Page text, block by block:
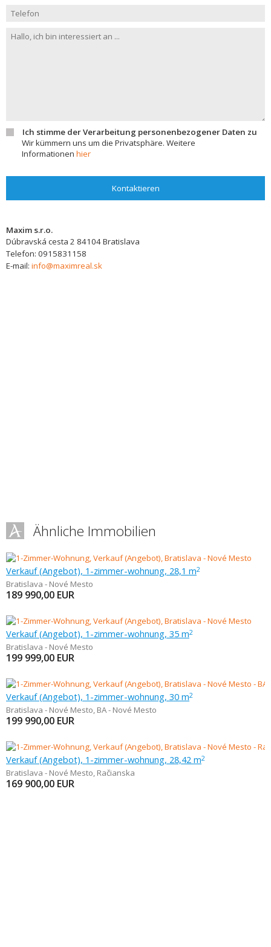
Ich stimme der Verarbeitung personenbezogener Daten zu
Wir kümmern uns um die Privatsphäre. Weitere
Informationen hier
Kontaktieren
Maxim s.r.o.
Dúbravská cesta 2 84104Bratislava
Telefon: 0915831158
E-mail: info@maximreal.sk
Ähnliche Immobilien
Verkauf (Angebot), 1-zimmer-wohnung, 28,1 m2
Bratislava - Nové Mesto
189 990,00 EUR
Verkauf (Angebot), 1-zimmer-wohnung, 35 m2
Bratislava - Nové Mesto
199 999,00 EUR
Verkauf (Angebot), 1-zimmer-wohnung, 30 m2
Bratislava - Nové Mesto, BA - Nové Mesto
199 990,00 EUR
Verkauf (Angebot), 1-zimmer-wohnung, 28,42 m2
Bratislava - Nové Mesto, Račianska
169 900,00 EUR